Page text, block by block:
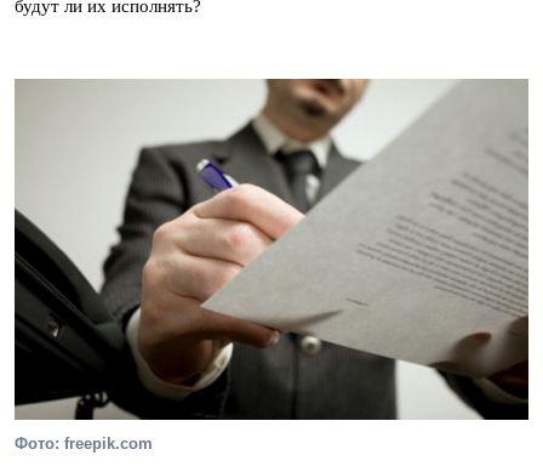
будут ли их исполнять?
Фото: freepik.com